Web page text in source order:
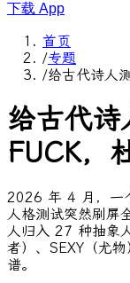
下载 App
首页
/专题
/给古代诗人
给古代
FUCK，
2026 年 4 月，一
人格测试突然刷屏
人归入 27 种抽象
者）、SEXY（尤
谱。